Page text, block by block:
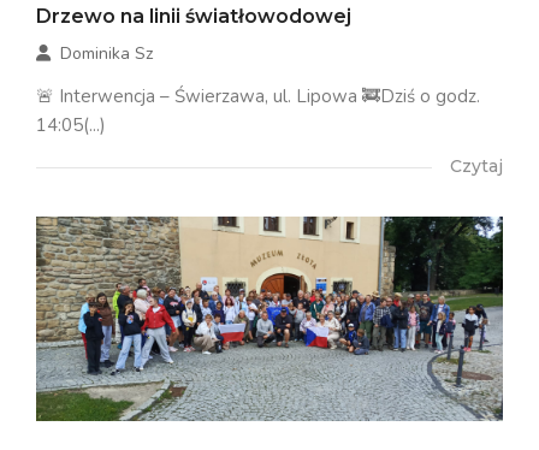
Drzewo na linii światłowodowej
Dominika Sz
🚨 Interwencja – Świerzawa, ul. Lipowa 🚒Dziś o godz.
14:05(...)
Czytaj